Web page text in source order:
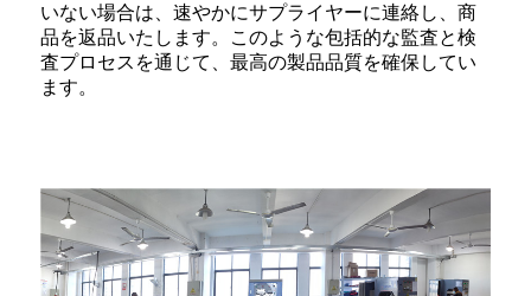
いない場合は、速やかにサプライヤーに連絡し、商
品を返品いたします。このような包括的な監査と検
査プロセスを通じて、最高の製品品質を確保してい
ます。